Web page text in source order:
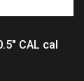
CAL cal